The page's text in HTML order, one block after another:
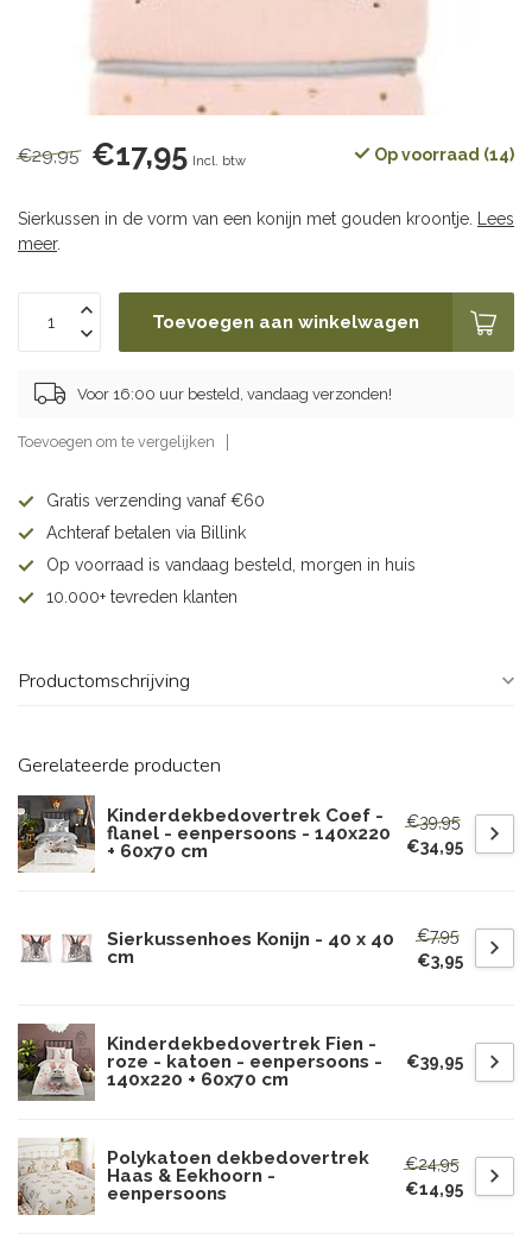
€29,95 €17,95 Incl. btw Op voorraad (14)
Sierkussen in de vorm van een konijn met gouden kroontje.
Lees
meer.
Toevoegen aan winkelwagen
Voor 16:00 uur besteld, vandaag verzonden!
Toevoegen om te vergelijken
Gratis verzending vanaf €60
Achteraf betalen via Billink
Op voorraad is vandaag besteld, morgen in huis
10.000+ tevreden klanten
Productomschrijving
Gerelateerde producten
Kinderdekbedovertrek Coef -
flanel - eenpersoons - 140x220
+ 60x70 cm
€39,95
€34,95
Sierkussenhoes Konijn - 40 x 40
cm
€7,95
€3,95
Kinderdekbedovertrek Fien -
roze - katoen - eenpersoons -
140x220 + 60x70 cm
€39,95
Polykatoen dekbedovertrek
Haas & Eekhoorn -
eenpersoons
€24,95
€14,95